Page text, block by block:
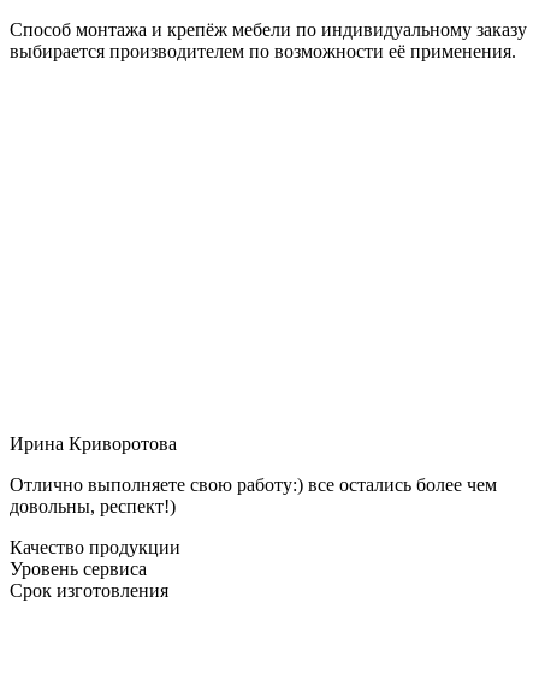
Способ монтажа и крепёж мебели по индивидуальному заказу
выбирается производителем по возможности её применения.
Ирина Криворотова
Отлично выполняете свою работу:) все остались более чем
довольны, респект!)
Качество продукции
Уровень сервиса
Срок изготовления